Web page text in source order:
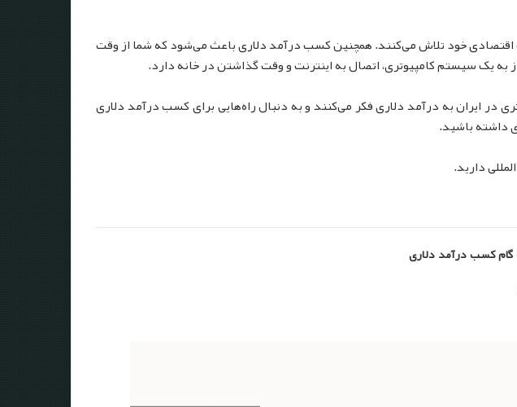
اقتصادی خود تلاش می‌کنند. همچنین کسب درآمد دلاری باعث می‌شود که شما از وقت
به یک سیستم کامپیوتری، اتصال به اینترنت و وقت گذاشتن در خانه دارد.
در ایران به درآمد دلاری فکر می‌کنند و به دنبال راه‌هایی برای کسب درآمد دلاری
داشته باشید.
دارید.
کسب درآمد دلاری